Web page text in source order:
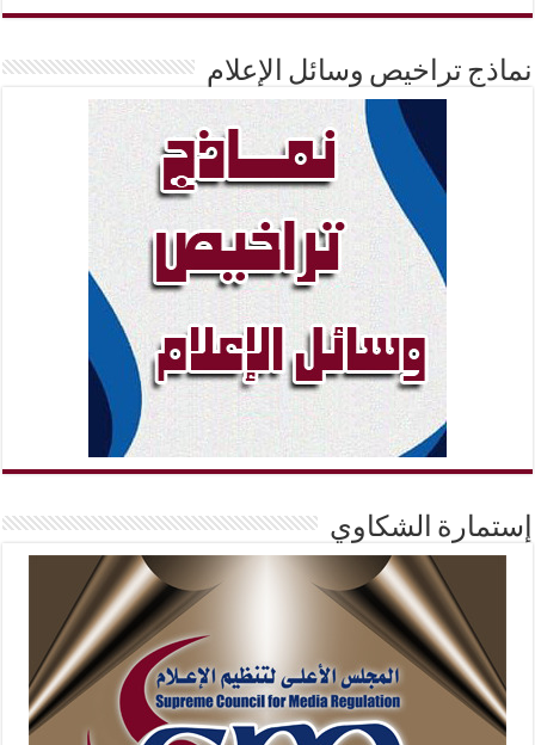
نماذج تراخيص وسائل الإعلام
إستمارة الشكاوي